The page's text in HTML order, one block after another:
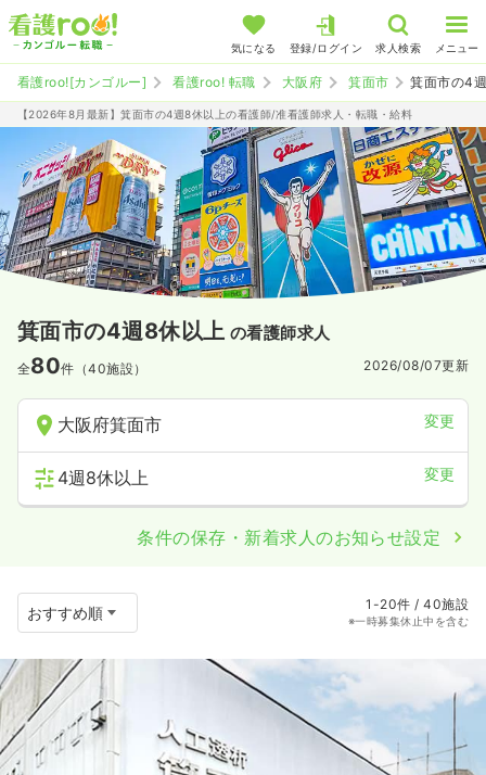
気になる 登録/ログイン 求人検索 メニュー
看護roo![カンゴルー] 看護roo! 転職 大阪府 箕面市 箕面市の4
【2026年8月最新】箕面市の4週8休以上の看護師/准看護師求人・転職・給料
箕面市の4週8休以上 の看護師求人
全80件（40施設） 2026/08/07更新
大阪府箕面市 変更
4週8休以上 変更
条件の保存・新着求人のお知らせ設定
1-20件 / 40施設
※一時募集休止中を含む